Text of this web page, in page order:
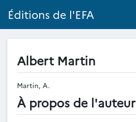
Éditions de l'EFA
Albert Martin
Martin, A.
À propos de l'auteur